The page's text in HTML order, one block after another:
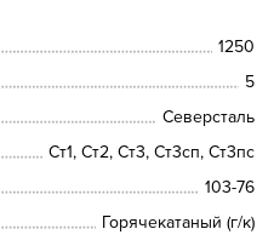
1250
5
Северсталь
Ст1, Ст2, Ст3, Ст3сп, Ст3пс
103-76
Горячекатаный (г/к)